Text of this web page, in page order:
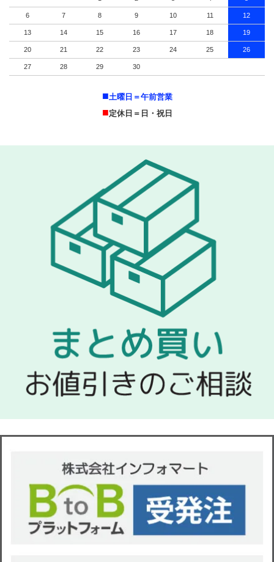
6 7 8 9 10 11 12
13 14 15 16 17 18 19
20 21 22 23 24 25 26
27 28 29 30
■土曜日＝午前営業
■定休日＝日・祝日